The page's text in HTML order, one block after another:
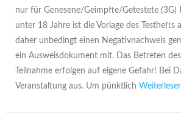
nur für Genesene/Geimpfte/Getestete (3G)
unter 18 Jahre ist die Vorlage des Testhefts
daher unbedingt einen Negativnachweis
ein Ausweisdokument mit. Das Betreten
Teilnahme erfolgen auf eigene Gefahr! Bei
Veranstaltung aus. Um pünktlich